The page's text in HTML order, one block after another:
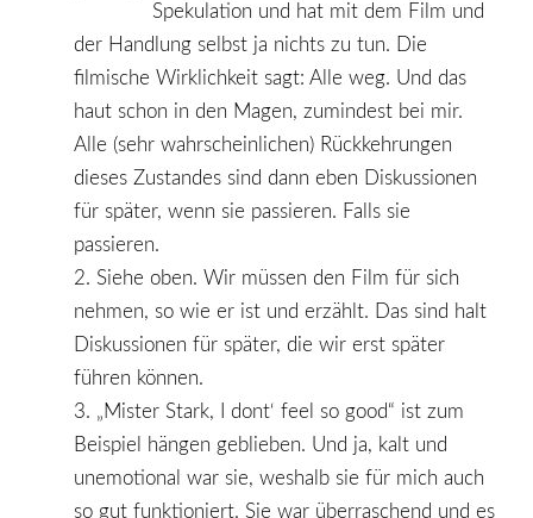
Spekulation und hat mit dem Film und
der Handlung selbst ja nichts zu tun. Die
filmische Wirklichkeit sagt: Alle weg. Und das
haut schon in den Magen, zumindest bei mir.
Alle (sehr wahrscheinlichen) Rückkehrungen
dieses Zustandes sind dann eben Diskussionen
für später, wenn sie passieren. Falls sie
passieren.
2. Siehe oben. Wir müssen den Film für sich
nehmen, so wie er ist und erzählt. Das sind halt
Diskussionen für später, die wir erst später
führen können.
3. „Mister Stark, I dont‘ feel so good“ ist zum
Beispiel hängen geblieben. Und ja, kalt und
unemotional war sie, weshalb sie für mich auch
so gut funktioniert. Sie war überraschend und es